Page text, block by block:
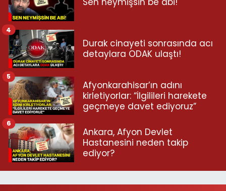
Durak cinayeti sonrasında acı
detaylara ODAK ulaştı!
4
Afyonkarahisar’ın adını
kirletiyorlar: “İlgilileri harekete
geçmeye davet ediyoruz”
5
Ankara, Afyon Devlet
Hastanesini neden takip
ediyor?
6